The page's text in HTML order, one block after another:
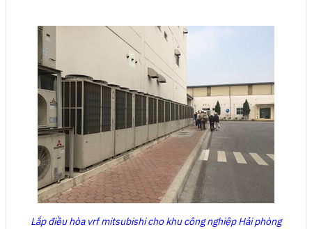
Lắp điều hòa vrf mitsubishi cho khu công nghiệp Hải phòng